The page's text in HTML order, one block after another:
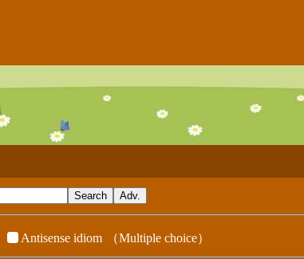
Antisense idiom （Multiple choice）